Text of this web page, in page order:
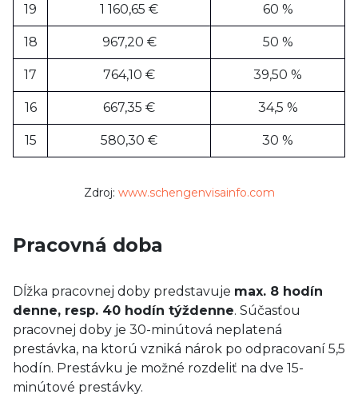
19 1 160,65 € 60 %
18 967,20 € 50 %
17 764,10 € 39,50 %
16 667,35 € 34,5 %
15 580,30 € 30 %
Zdroj: www.schengenvisainfo.com
Pracovná doba
Dĺžka pracovnej doby predstavuje max. 8 hodín
denne, resp. 40 hodín týždenne. Súčasťou
pracovnej doby je 30-minútová neplatená
prestávka, na ktorú vzniká nárok po odpracovaní 5,5
hodín. Prestávku je možné rozdeliť na dve 15-
minútové prestávky.